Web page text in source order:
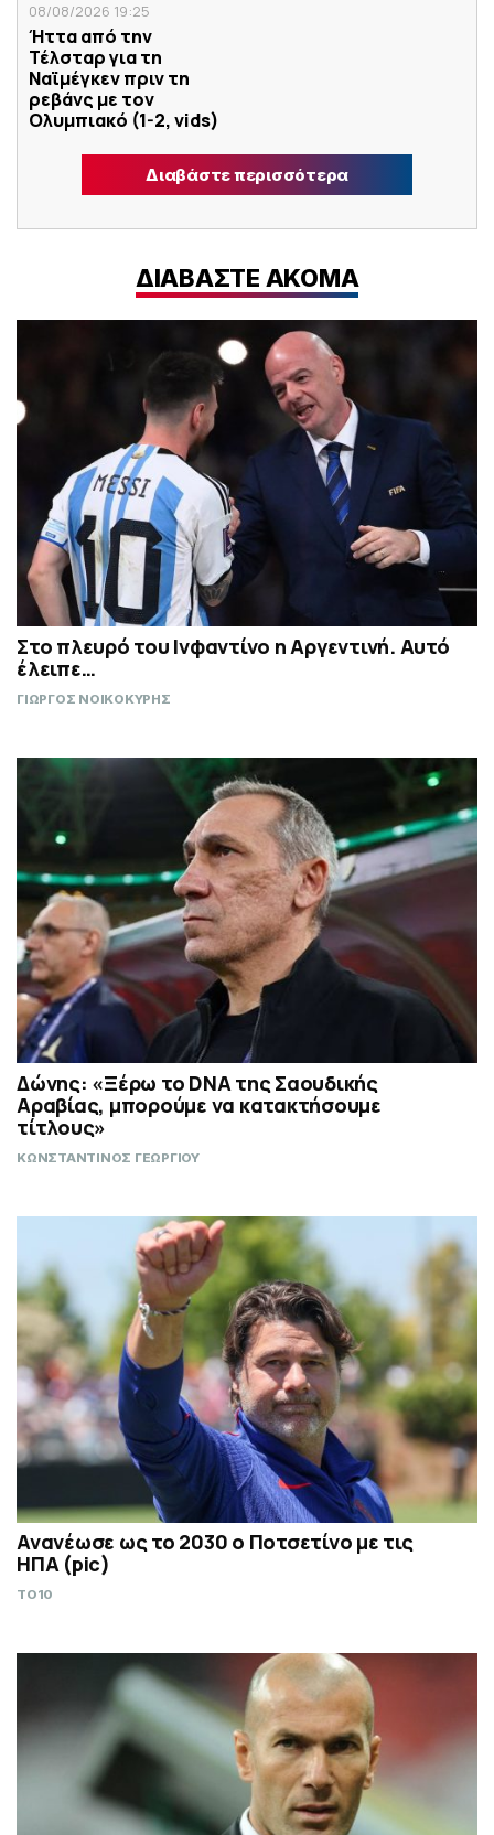
08/08/2026 19:25
Ήττα από την
Τέλσταρ για τη
Ναϊμέγκεν πριν τη
ρεβάνς με τον
Ολυμπιακό (1-2, vids)
Διαβάστε περισσότερα
ΔΙΑΒΑΣΤΕ ΑΚΟΜΑ
Στο πλευρό του Ινφαντίνο η Αργεντινή. Αυτό
έλειπε…
ΓΙΩΡΓΟΣ ΝΟΙΚΟΚΥΡΗΣ
Δώνης: «Ξέρω το DNA της Σαουδικής
Αραβίας, μπορούμε να κατακτήσουμε
τίτλους»
ΚΩΝΣΤΑΝΤΙΝΟΣ ΓΕΩΡΓΙΟΥ
Ανανέωσε ως το 2030 ο Ποτσετίνο με τις
ΗΠΑ (pic)
TO10